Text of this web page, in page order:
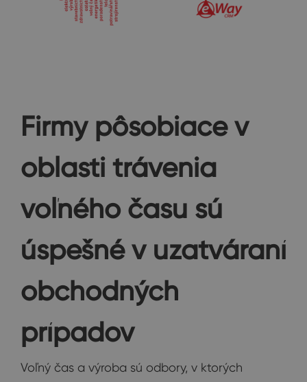
Firmy pôsobiace v
oblasti trávenia
voľného času sú
úspešné v uzatváraní
obchodných
prípadov
Voľný čas a výroba sú odbory, v ktorých